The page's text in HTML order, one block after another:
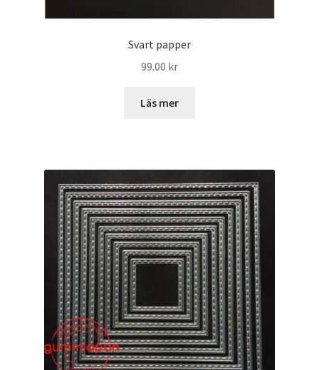
Svart papper
99.00 kr
Läs mer